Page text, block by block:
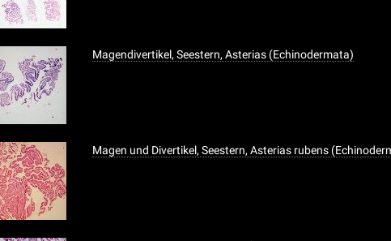
Magendivertikel, Seestern, Asterias (Echinodermata)
Magen und Divertikel, Seestern, Asterias rubens